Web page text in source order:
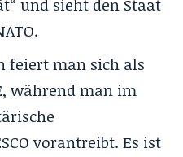
und sieht den Staat
feiert man sich als
während man im
vorantreibt. Es ist